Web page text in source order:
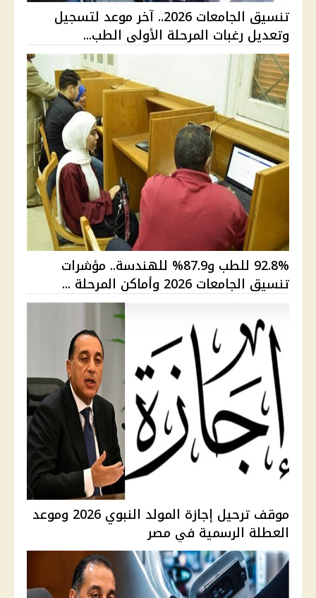
تنسيق الجامعات 2026.. آخر موعد لتسجيل
وتعديل رغبات المرحلة الأولى الطب...
92.8% للطب و87.9% للهندسة.. مؤشرات
تنسيق الجامعات 2026 وأماكن المرحلة ...
موقف ترحيل إجازة المولد النبوي 2026 وموعد
العطلة الرسمية في مصر